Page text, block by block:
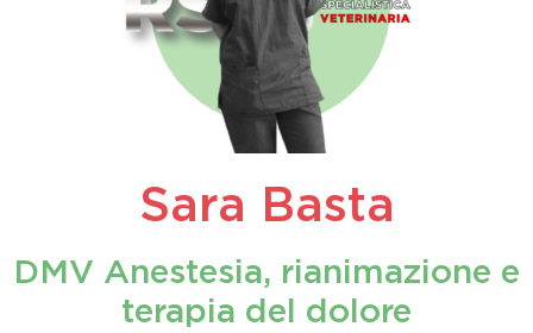
Sara Basta
DMV Anestesia, rianimazione e
terapia del dolore